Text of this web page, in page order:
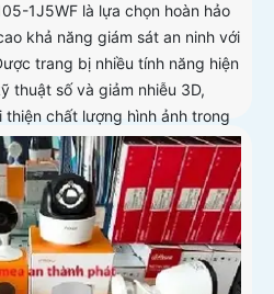
1J5WF là lựa chọn hoàn hảo
khả năng giám sát an ninh với
trang bị nhiều tính năng hiện
thuật số và giảm nhiễu 3D,
chất lượng hình ảnh trong